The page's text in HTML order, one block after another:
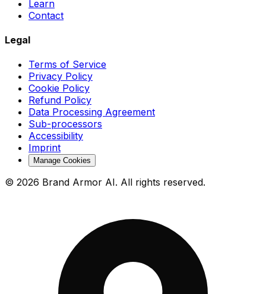
Learn
Contact
Legal
Terms of Service
Privacy Policy
Cookie Policy
Refund Policy
Data Processing Agreement
Sub-processors
Accessibility
Imprint
Manage Cookies
© 2026 Brand Armor AI. All rights reserved.